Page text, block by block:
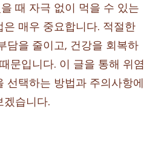
때 자극 없이 먹을 수 있는
매우 중요합니다. 적절한
담을 줄이고, 건강을 회복하
문입니다. 이 글을 통해 위염
선택하는 방법과 주의사항에
겠습니다.